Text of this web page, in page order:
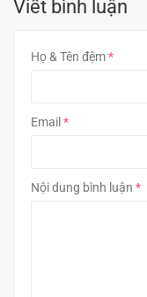
Viết bình luận
Họ & Tên đệm
Email
Nội dung bình luận